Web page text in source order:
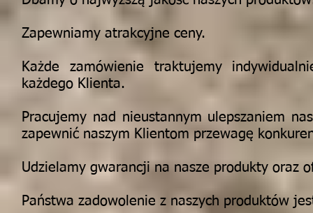
Zapewniamy atrakcyjne ceny.
Każde zamówienie traktujemy
każdego Klienta.
Pracujemy nad nieustannym ulepszaniem
zapewnić naszym Klientom przewagę
Udzielamy gwarancji na nasze produkty oraz
Państwa zadowolenie z naszych produktów